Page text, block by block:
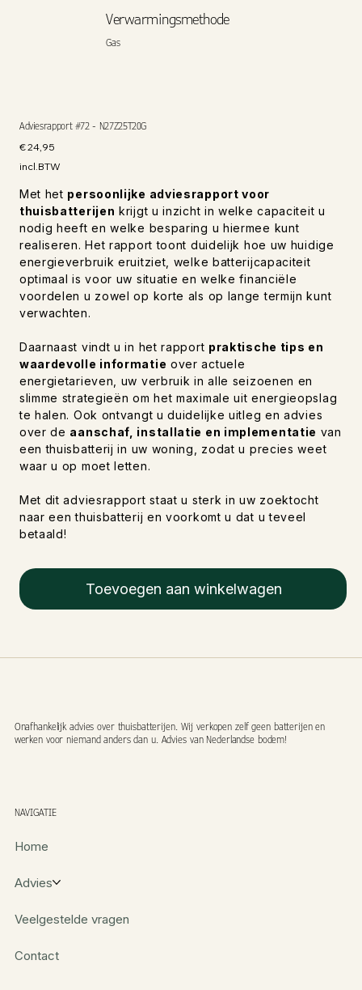
Gas
Verwarmingsmethode
Adviesrapport #72 - N27Z25T20G
Prijs
€ 24,95
incl.BTW
Met het persoonlijke adviesrapport voor
thuisbatterijen krijgt u inzicht in welke capaciteit u
nodig heeft en welke besparing u hiermee kunt
realiseren. Het rapport toont duidelijk hoe uw huidige
energieverbruik eruitziet, welke batterijcapaciteit
optimaal is voor uw situatie en welke financiële
voordelen u zowel op korte als op lange termijn kunt
verwachten.
Daarnaast vindt u in het rapport praktische tips en
waardevolle informatie over actuele
energietarieven, uw verbruik in alle seizoenen en
slimme strategieën om het maximale uit energieopslag
te halen. Ook ontvangt u duidelijke uitleg en advies
over de aanschaf, installatie en implementatie van
een thuisbatterij in uw woning, zodat u precies weet
waar u op moet letten.
Met dit adviesrapport staat u sterk in uw zoektocht
naar een thuisbatterij en voorkomt u dat u teveel
betaald!
Toevoegen aan winkelwagen
NAVIGATIE
Onafhankelijk advies over thuisbatterijen. Wij verkopen zelf geen batterijen en
werken voor niemand anders dan u. Advies van Nederlandse bodem!
Home
Advies
Veelgestelde vragen
Contact